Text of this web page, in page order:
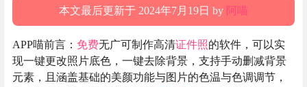
本文最后更新于 2024年7月19日 by 阿喵
APP喵前言： 免费无广可制作高清证件照的软件，可以实
现一键更改照片底色，一键去除背景，支持手动删减背景
元素，且涵盖基础的美颜功能与图片的色温与色调调节，